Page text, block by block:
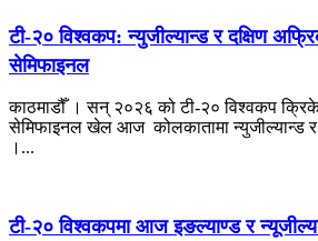
टी-२० विश्वकप: न्युजील्यान्ड र दक्षिण
सेमिफाइनल
काठमाडौँ । सन् २०२६ को टी-२० विश्वकप
सेमिफाइनल खेल आज कोलकातामा न्युजील्यान्ड र
।...
टी-२० विश्वकपमा आज इङल्याण्ड र